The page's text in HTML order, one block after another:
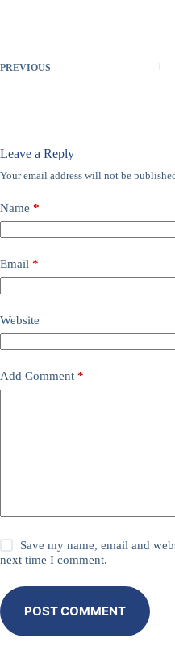
PREVIOUS
Leave a Reply
Your email address will not be
Name *
Email *
Website
Add Comment *
Save my name, email and
next time I comment.
POST COMMENT